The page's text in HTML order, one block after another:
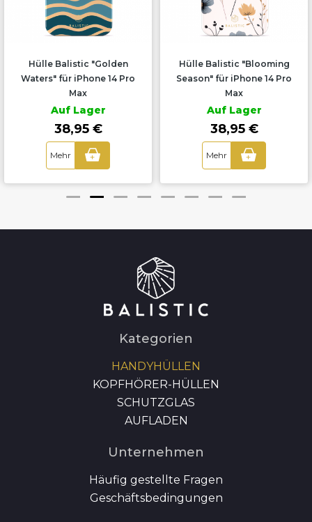
Hülle Balistic "Golden
Waters" für iPhone 14 Pro
Max
Auf Lager
38,95 €
Mehr +
Hülle Balistic "Blooming
Season" für iPhone 14 Pro
Max
Auf Lager
38,95 €
Mehr +
Kategorien
HANDYHÜLLEN
KOPFHÖRER-HÜLLEN
SCHUTZGLAS
AUFLADEN
Unternehmen
Häufig gestellte Fragen
Geschäftsbedingungen